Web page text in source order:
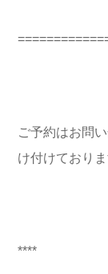
ご予約はお問
け付けており
****